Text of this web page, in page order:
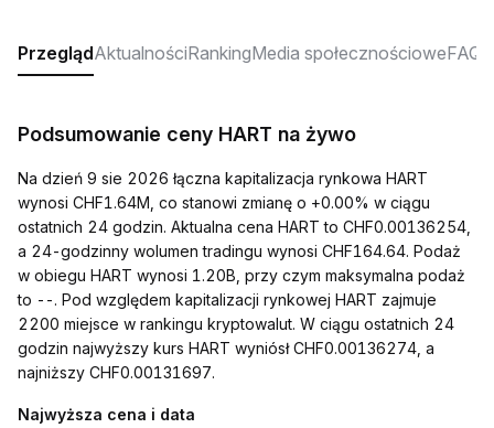
PrzeglądAktualnościRankingMedia społecznościoweFAQ
Podsumowanie ceny HART na żywo
Na dzień 9 sie 2026 łączna kapitalizacja rynkowa HART
wynosi CHF1.64M, co stanowi zmianę o +0.00% w ciągu
ostatnich 24 godzin. Aktualna cena HART to CHF0.00136254,
a 24-godzinny wolumen tradingu wynosi CHF164.64. Podaż
w obiegu HART wynosi 1.20B, przy czym maksymalna podaż
to --. Pod względem kapitalizacji rynkowej HART zajmuje
2200 miejsce w rankingu kryptowalut. W ciągu ostatnich 24
godzin najwyższy kurs HART wyniósł CHF0.00136274, a
najniższy CHF0.00131697.
Najwyższa cena i data